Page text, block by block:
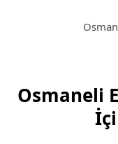
Osmaneli